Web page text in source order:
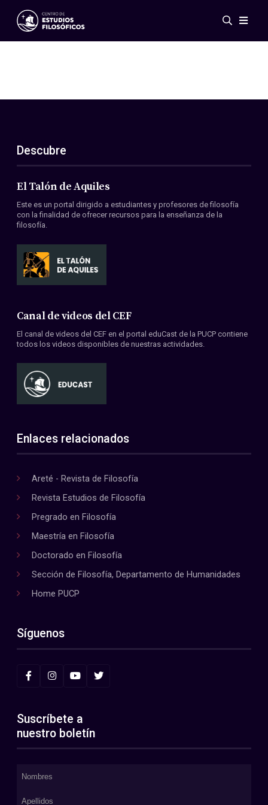
Eventos
ES
EN
Acerca de nosotros
Miembros
Convenios
Descubre
El Talón de Aquiles
Este es un portal dirigido a estudiantes y profesores de filosofía
con la finalidad de ofrecer recursos para la enseñanza de la
filosofía.
Canal de videos del CEF
El canal de videos del CEF en el portal eduCast de la PUCP contiene
todos los videos disponibles de nuestras actividades.
Enlaces relacionados
Areté - Revista de Filosofía
Revista Estudios de Filosofía
Pregrado en Filosofía
Maestría en Filosofía
Doctorado en Filosofía
Sección de Filosofía, Departamento de Humanidades
Home PUCP
Síguenos
Suscríbete a
nuestro boletín